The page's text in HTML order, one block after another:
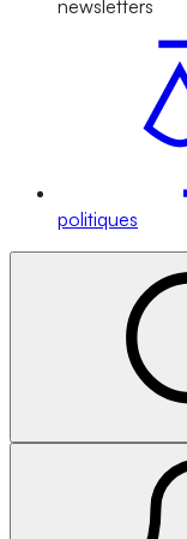
newsletters
politiques